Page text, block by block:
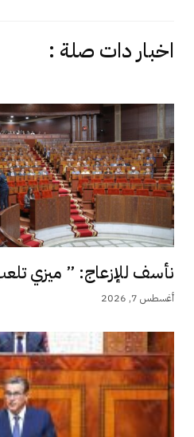
اخبار دات صلة :
نأسف للإزعاج: ” ميزي
أغسطس 7, 2026